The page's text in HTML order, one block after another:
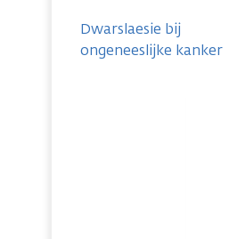
Dwarslaesie bij
ongeneeslijke kanker